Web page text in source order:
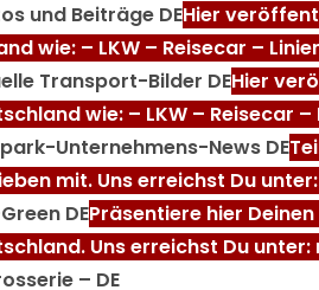
und Beiträge DEHier
wie: – LKW – Reisecar –
Transport-Bilder DEHier
wie: – LKW – Reisecar
Unternehmens-News DE
mit. Uns erreichst Du
DEPräsentiere hier
Uns erreichst Du
– DE